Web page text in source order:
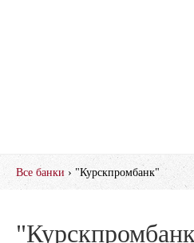
Все банки › "Курскпромбанк"